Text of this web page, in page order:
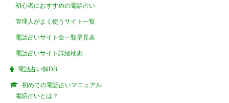
初心者におすすめの電話占い
管理人がよく使うサイト一覧
電話占いサイト全一覧早見表
電話占いサイト詳細検索
電話占い師DB
初めての電話占いマニュアル
電話占いとは？